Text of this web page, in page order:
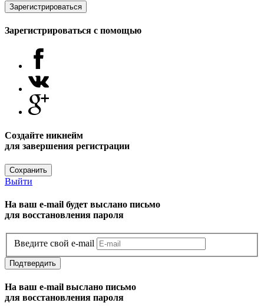
Зарегистрироваться
Зарегистрироваться с помощью
Создайте никнейм
для завершения регистрации
Сохранить
Выйти
На ваш e-mail будет выслано письмо
для восстановления пароля
Введите свой e-mail
Подтвердить
На ваш e-mail выслано письмо
для восстановления пароля